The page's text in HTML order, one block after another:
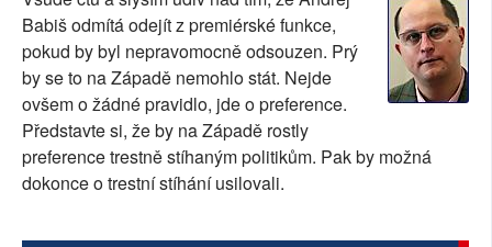
SOCIÁLNÍ SÍTĚ
RUBRIKY
PLNÁ VERZE STRÁNEK
Babiš odmítá odejít z premiérské funkce,
pokud by byl nepravomocně odsouzen. Prý
by se to na Západě nemohlo stát. Nejde
ovšem o žádné pravidlo, jde o preference.
Představte si, že by na Západě rostly
preference trestně stíhaným politikům. Pak by možná
dokonce o trestní stíhání usilovali.